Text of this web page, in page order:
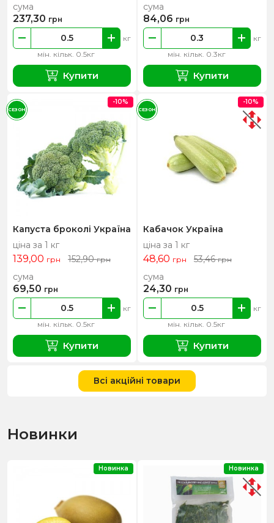
мін. кільк. 0.5кг
кг
сума
237,30 грн
Купити
мін. кільк. 0.3кг
кг
сума
84,06 грн
Купити
Капуста броколі Україна
ціна за 1 кг
139,00 грн 152,90грн
мін. кільк. 0.5кг
кг
сума
69,50 грн
Купити
-10%
СЕЗОН
Кабачок Україна
ціна за 1 кг
48,60 грн 53,46грн
мін. кільк. 0.5кг
кг
сума
24,30 грн
Купити
-10%
СЕЗОН
Всі акційні товари
Новинки
Новинка Новинка